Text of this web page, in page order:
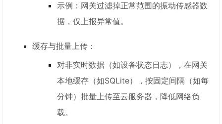
示例：网关过滤掉正常范围的振动传感器数
据，仅上报异常值。
缓存与批量上传：
对非实时数据（如设备状态日志），在网关
本地缓存（如SQLite），按固定间隔（如每
分钟）批量上传至云服务器，降低网络负
载。